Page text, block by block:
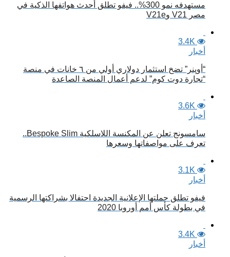
مستهدفه نمو 300%.. فيفو تطلق أحدث هواتفها الذكية في
مصر V21 وV21e
3.4K
أخبار
“أوپنر” تضخ استثمار دولاري أولي من ٦ خانات في منصة
“تجارة دوت كوم” لدعم أعمال المنصة الصاعدة
3.6K
أخبار
سامسونج تعلن عن المكنسة اللاسلكية Bespoke Slim..
تعرف على مواصفاتها وسعرها
3.1K
أخبار
فيفو تطلق حملتها الإعلانية الجديدة احتفالا بشراكتها الرسمية
في بطولة كأس أمم أوروبا 2020
3.4K
أخبار